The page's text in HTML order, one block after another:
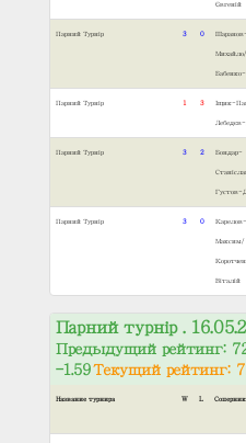
Євгеній
Парний Турнір 3 0 Шаранов-
Михайло/
Бабенко-
Парний Турнір 1 3 Іщик-
Парний Турнір 3 2 Бондар-
Густов-
Парний Турнір 3 0 Карелов-
Максим/
Віталій
Парний турнір .
Предыдущий рейтинг:
-1.59Текущий рейтинг:
Название турнира W L Соперник